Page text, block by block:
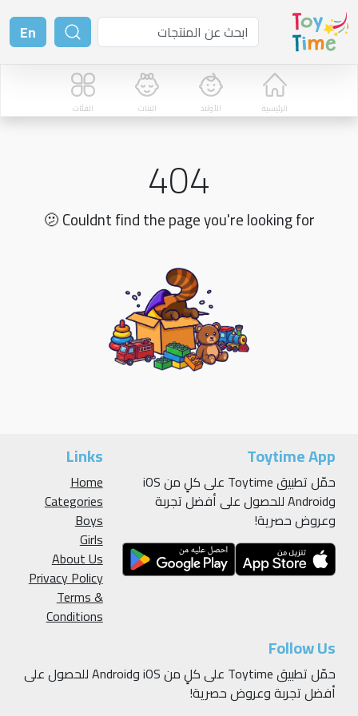
En
الرئيسية الأولاد البنات الفئات
404
🫤 Couldnt find the page you're looking for
Toytime App
حمّل تطبيق Toytime على كلٍ من iOS
وAndroid للحصول على أفضل تجربة
وعروض حصرية!
Links
Home
Categories
Boys
Girls
About Us
Privacy Policy
Terms &
Conditions
Follow Us
حمّل تطبيق Toytime على كلٍ من iOS وAndroid للحصول على
أفضل تجربة وعروض حصرية!